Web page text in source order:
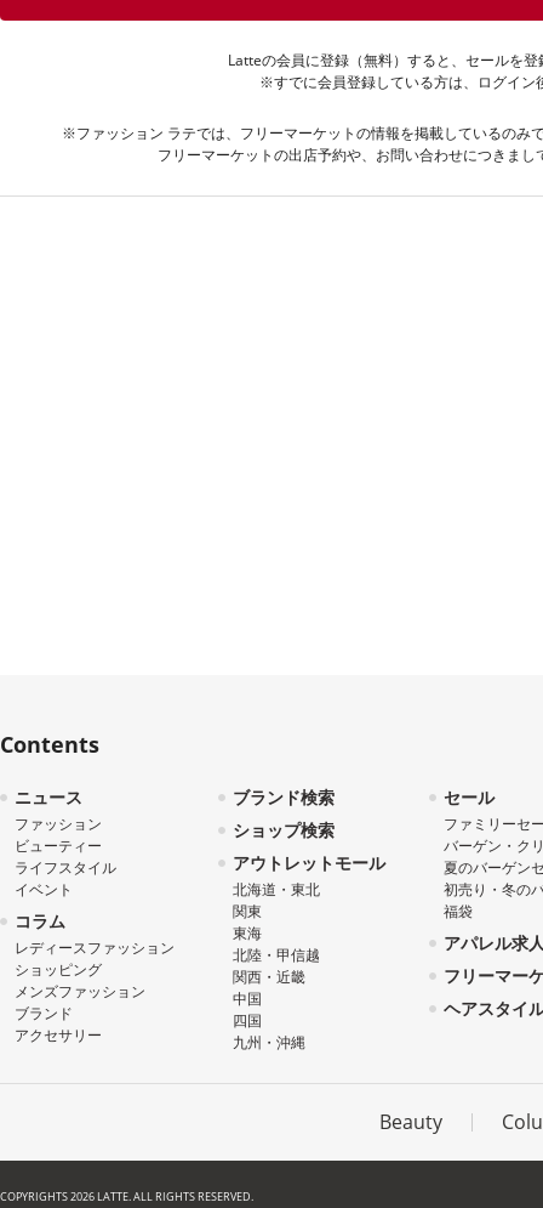
Latteの会員に登録（無料）すると、セールを
※すでに会員登録している方は、ログイン
※ファッション ラテでは、フリーマーケットの情報を掲載しているのみ
フリーマーケットの出店予約や、お問い合わせにつきま
Contents
ニュース
ファッション
ビューティー
ライフスタイル
イベント
コラム
レディースファッション
ショッピング
メンズファッション
ブランド
アクセサリー
ブランド検索
ショップ検索
アウトレットモール
北海道・東北
関東
東海
北陸・甲信越
関西・近畿
中国
四国
九州・沖縄
セール
ファミリーセ
バーゲン・ク
夏のバーゲン
初売り・冬の
福袋
アパレル求
フリーマー
ヘアスタイ
Beauty
COPYRIGHTS 2026 LATTE. ALL RIGHTS RESERVED.